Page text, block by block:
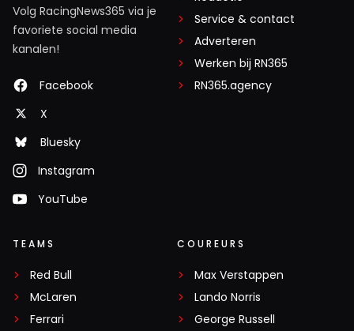
Volg RacingNews365 via je
favoriete social media
kanalen!
Facebook
X
Bluesky
Instagram
YouTube
Service & contact
Adverteren
Werken bij RN365
RN365.agency
TEAMS
Red Bull
McLaren
Ferrari
COUREURS
Max Verstappen
Lando Norris
George Russell